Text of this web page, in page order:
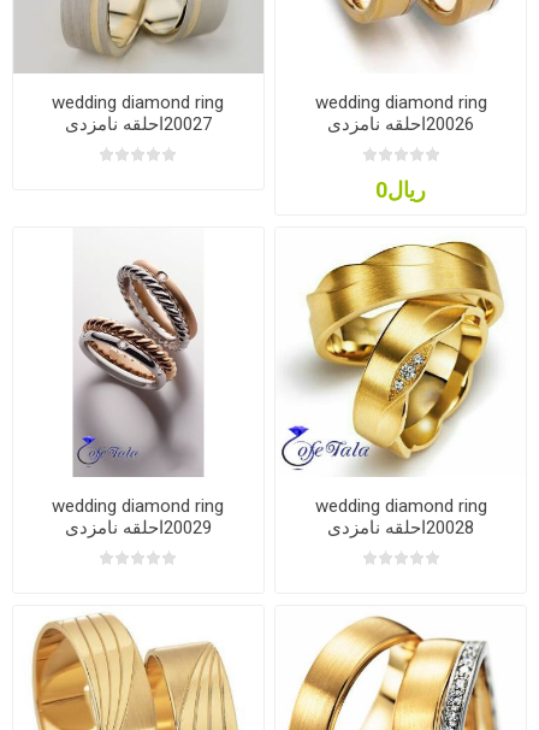
wedding diamond ring
20026احلقه نامزدی
ریال0
wedding diamond ring
20027احلقه نامزدی
wedding diamond ring
20028احلقه نامزدی
wedding diamond ring
20029احلقه نامزدی